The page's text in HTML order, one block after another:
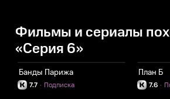
Фильмы и сериалы
«Серия 6»
Банды Парижа
7.7 Подписка
·
План Б
7.6 ·